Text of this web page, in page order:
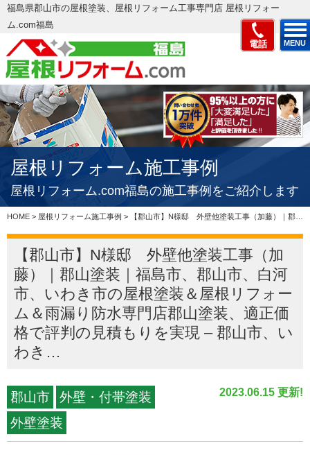
福島県郡山市の屋根塗装、屋根リフォーム工事専門店 屋根リフォー
ム.com福島
電話
MENU
屋根リフォーム施工事例
屋根リフォーム.com福島の施工事例をご紹介します
HOME > 屋根リフォーム施工事例 > 【郡山市】N様邸 外壁他塗装工事（加藤）｜郡山塗装｜福島市、郡山市、白河市、いわき市の屋根塗装＆屋根リフォーム＆雨漏り防水専門店郡山塗装、適正価格で評判の見積もりを実現 – 郡山市、いわき…
【郡山市】N様邸 外壁他塗装工事（加
藤）｜郡山塗装｜福島市、郡山市、白河
市、いわき市の屋根塗装＆屋根リフォー
ム＆雨漏り防水専門店郡山塗装、適正価
格で評判の見積もりを実現 – 郡山市、い
わき…
2023.06.15 更新!
郡山市
外壁・付帯塗装
外壁塗装